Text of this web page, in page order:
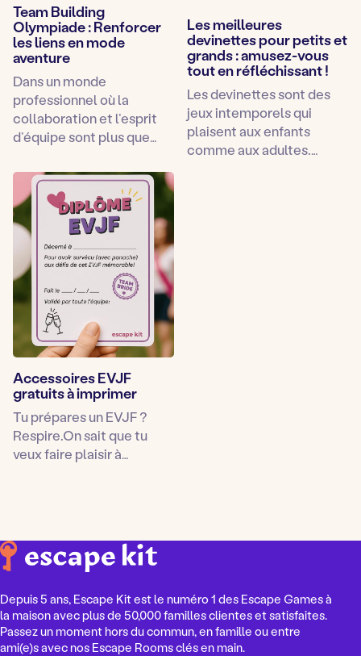
Team Building
Olympiade : Renforcer
les liens en mode
aventure
Dans un monde
professionnel où la
collaboration et l’esprit
d’équipe sont plus que…
Les meilleures
devinettes pour petits et
grands : amusez-vous
tout en réfléchissant !
Les devinettes sont des
jeux intemporels qui
plaisent aux enfants
comme aux adultes.…
Accessoires EVJF
gratuits à imprimer
Tu prépares un EVJF ?
Respire.On sait que tu
veux faire plaisir à…
Depuis 5 ans, Escape Kit est le numéro 1 des Escape Games à
la maison avec plus de 50,000 familles clientes et satisfaites.
Passez un moment hors du commun, en famille ou entre
ami(e)s avec nos Escape Rooms clés en main.